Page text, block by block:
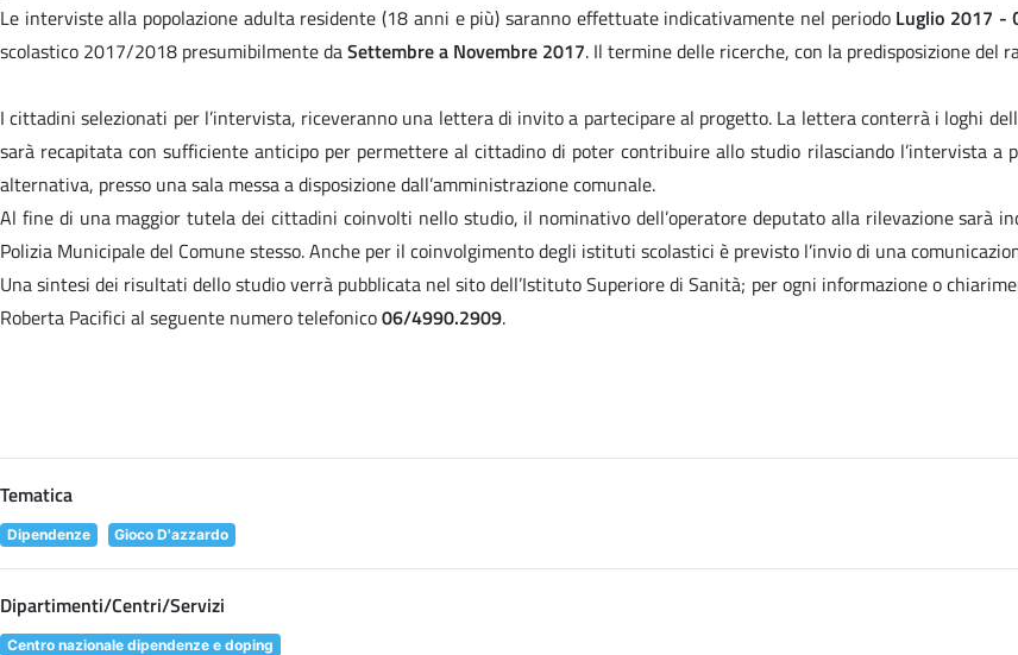
Le interviste alla popolazione adulta residente (18 anni e più) saranno effettuate indicativamente nel periodo Luglio 2017 -
scolastico 2017/2018 presumibilmente daSettembre a Novembre 2017. Il termine delle ricerche, con la predisposizione del
I cittadini selezionati per l’intervista, riceveranno una lettera di invito a partecipare al progetto. La lettera conterrà i loghi
sarà recapitata con sufficiente anticipo per permettere al cittadino di poter contribuire allo studio rilasciando l’intervista a
alternativa, presso una sala messa a disposizione dall’amministrazione comunale.
Al fine di una maggior tutela dei cittadini coinvolti nello studio, il nominativo dell’operatore deputato alla rilevazione sarà
Polizia Municipale del Comune stesso. Anche per il coinvolgimento degli istituti scolastici è previsto l’invio di una
Una sintesi dei risultati dello studio verrà pubblicata nel sito dell’Istituto Superiore di Sanità; per ogni informazione o
Roberta Pacifici al seguente numero telefonico06/4990.2909.
Tematica
Dipendenze Gioco D'azzardo
Dipartimenti/Centri/Servizi
Centro nazionale dipendenze e doping